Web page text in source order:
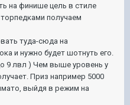
на финише цель в стиле
получаем
туда-сюда на
и нужно будет шотнуть его.
9 лвл ) Чем выше уровень у
Приз например 5000
выйдя в режим на